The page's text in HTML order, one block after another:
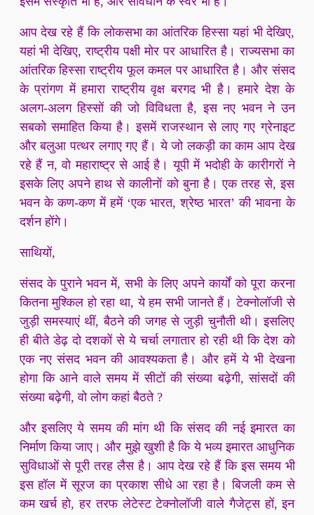
आप देख रहे हैं कि लोकसभा का आंतरिक हिस्सा यहां भी देखिए,
यहां भी देखिए, राष्ट्रीय पक्षी मोर पर आधारित है। राज्यसभा का
आंतरिक हिस्सा राष्ट्रीय फूल कमल पर आधारित है। और संसद
के प्रांगण में हमारा राष्ट्रीय वृक्ष बरगद भी है। हमारे देश के
अलग-अलग हिस्सों की जो विविधता है, इस नए भवन ने उन
सबको समाहित किया है। इसमें राजस्थान से लाए गए ग्रेनाइट
और बलुआ पत्थर लगाए गए हैं। ये जो लकड़ी का काम आप देख
रहे हैं न, वो महाराष्ट्र से आई है। यूपी में भदोही के कारीगरों ने
इसके लिए अपने हाथ से कालीनों को बुना है। एक तरह से, इस
भवन के कण-कण में हमें ‘एक भारत, श्रेष्ठ भारत’ की भावना के
दर्शन होंगे।
साथियों,
संसद के पुराने भवन में, सभी के लिए अपने कार्यों को पूरा करना
कितना मुश्किल हो रहा था, ये हम सभी जानते हैं। टेक्नोलॉजी से
जुड़ी समस्याएं थीं, बैठने की जगह से जुड़ी चुनौती थी। इसलिए
ही बीते डेढ़ दो दशकों से ये चर्चा लगातार हो रही थी कि देश को
एक नए संसद भवन की आवश्यकता है। और हमें ये भी देखना
होगा कि आने वाले समय में सीटों की संख्या बढ़ेगी, सांसदों की
संख्या बढ़ेगी, वो लोग कहां बैठते ?
और इसलिए ये समय की मांग थी कि संसद की नई इमारत का
निर्माण किया जाए। और मुझे खुशी है कि ये भव्य इमारत आधुनिक
सुविधाओं से पूरी तरह लैस है। आप देख रहे हैं कि इस समय भी
इस हॉल में सूरज का प्रकाश सीधे आ रहा है। बिजली कम से
कम खर्च हो, हर तरफ लेटेस्ट टेक्नोलॉजी वाले गैजेट्स हों, इन